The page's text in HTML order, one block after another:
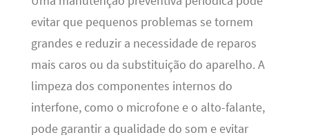
evitar que pequenos problemas se tornem
grandes e reduzir a necessidade de reparos
mais caros ou da substituição do aparelho. A
limpeza dos componentes internos do
interfone, como o microfone e o alto-falante,
pode garantir a qualidade do som e evitar